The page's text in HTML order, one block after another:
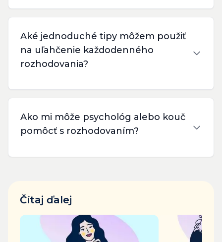
Aké jednoduché tipy môžem použiť
na uľahčenie každodenného
rozhodovania?
Ako mi môže psychológ alebo kouč
pomôcť s rozhodovaním?
Čítaj ďalej